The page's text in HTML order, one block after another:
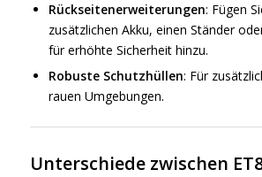
Rückseitenerweiterungen: Fügen
zusätzlichen Akku, einen Ständer
für erhöhte Sicherheit hinzu.
Robuste Schutzhüllen: Für
rauen Umgebungen.
Unterschiede zwischen